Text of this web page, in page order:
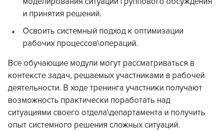
и принятия решений.
Освоить системный подход к оптимизации
рабочих процессов\операций.
Все обучающие модули могут рассматриваться в
контексте задач, решаемых участниками в рабочей
деятельности. В ходе тренинга участники получают
возможность практически поработать над
ситуациями своего отдела\департамента и получить
опыт системного решения сложных ситуаций.